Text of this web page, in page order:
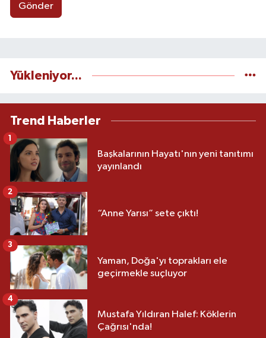
Gönder
Yükleniyor...
Trend Haberler
Başkalarının Hayatı'nın yeni tanıtımı
yayınlandı
1
“Anne Yarısı” sete çıktı!
2
Yaman, Doğa'yı toprakları ele
geçirmekle suçluyor
3
Mustafa Yıldıran Halef: Köklerin
Çağrısı'nda!
4